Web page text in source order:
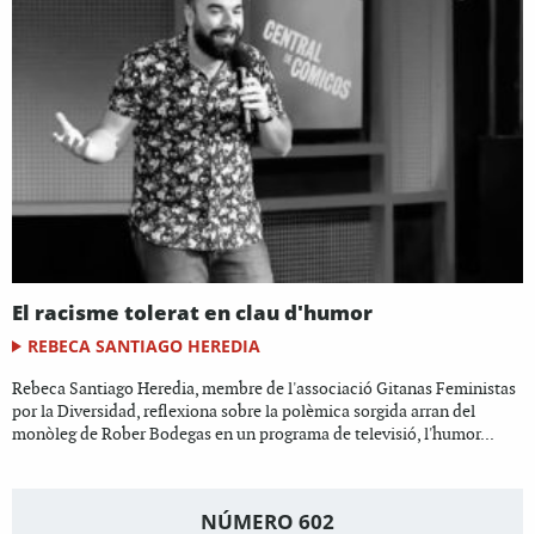
El racisme tolerat en clau d'humor
REBECA SANTIAGO HEREDIA
Rebeca Santiago Heredia, membre de l'associació Gitanas Feministas
por la Diversidad, reflexiona sobre la polèmica sorgida arran del
monòleg de Rober Bodegas en un programa de televisió, l'humor...
NÚMERO 602